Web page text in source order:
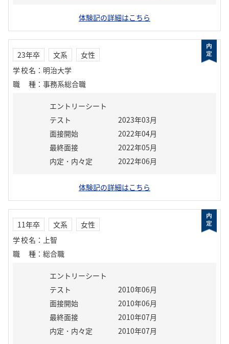
体験記の詳細はこちら
23年卒 文系
女性
学校名 ： 明治大学
職種 ： 事務系総合職
エントリーシート
テスト
2023年03月
面接開始
2022年04月
最終面接
2022年05月
内定・内々定
2022年06月
体験記の詳細はこちら
11年卒 文系
女性
学校名 ： 上智
職種 ： 総合職
エントリーシート
テスト
2010年06月
面接開始
2010年06月
最終面接
2010年07月
内定・内々定
2010年07月